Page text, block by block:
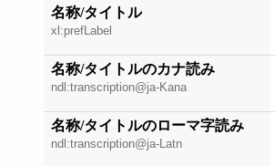
名称/タイトル
xl:prefLabel
名称/タイトルのカナ読み
ndl:transcription@ja-Kana
名称/タイトルのローマ字読み
ndl:transcription@ja-Latn